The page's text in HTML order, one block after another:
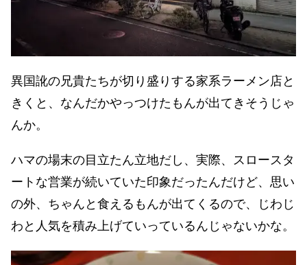
異国訛の兄貴たちが切り盛りする家系ラーメン店と
きくと、なんだかやっつけたもんが出てきそうじゃ
んか。
ハマの場末の目立たん立地だし、実際、スロースタ
ートな営業が続いていた印象だったんだけど、思い
の外、ちゃんと食えるもんが出てくるので、じわじ
わと人気を積み上げていっているんじゃないかな。